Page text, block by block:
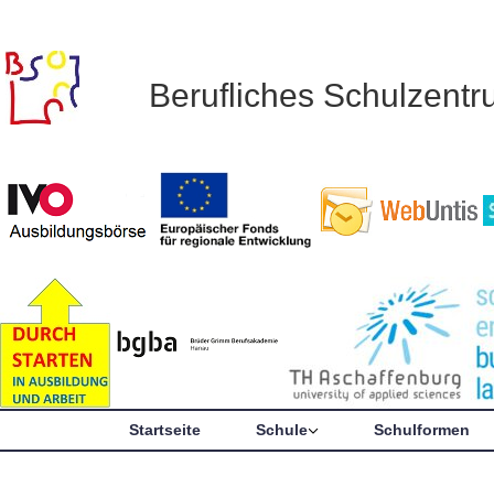
Berufliches
Startseite Schule Schulformen